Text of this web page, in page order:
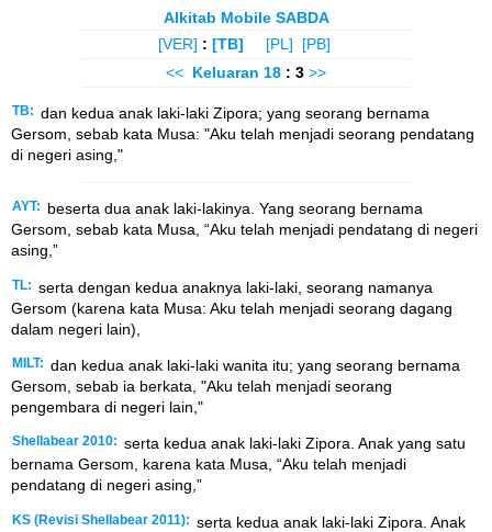
Alkitab Mobile SABDA
[VER] : [TB] [PL]
[PB]
<< Keluaran 18 : 3 >>
TB: dan kedua anak laki-laki Zipora; yang seorang bernama
Gersom, sebab kata Musa: "Aku telah menjadi seorang pendatang
di negeri asing,"
AYT:
beserta dua anak laki-lakinya. Yang seorang bernama
Gersom, sebab kata Musa, “Aku telah menjadi pendatang di negeri
asing,”
TL: serta dengan kedua anaknya laki-laki, seorang namanya
Gersom (karena kata Musa: Aku telah menjadi seorang dagang
dalam negeri lain),
MILT: dan kedua anak laki-laki wanita itu; yang seorang bernama
Gersom, sebab ia berkata, "Aku telah menjadi seorang
pengembara di negeri lain,"
Shellabear 2010: serta kedua anak laki-laki Zipora. Anak yang satu
bernama Gersom, karena kata Musa, “Aku telah menjadi
pendatang di negeri asing,”
KS (Revisi Shellabear 2011): serta kedua anak laki-laki Zipora. Anak